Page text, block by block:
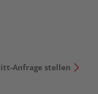
Anfrage stellen